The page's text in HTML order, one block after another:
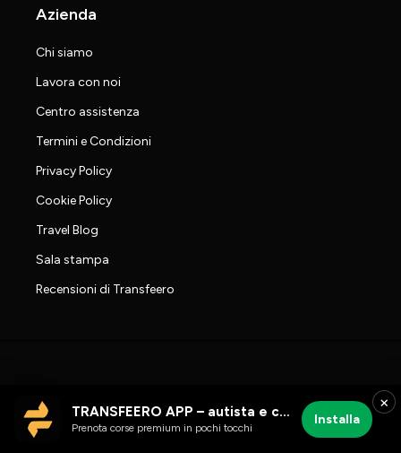
Azienda
Chi siamo
Lavora con noi
Centro assistenza
Termini e Condizioni
Privacy Policy
Cookie Policy
Travel Blog
Sala stampa
Recensioni di Transfeero
×
TRANSFEERO APP – autista e corse aeroportuali
Prenota corse premium in pochi tocchi
Installa